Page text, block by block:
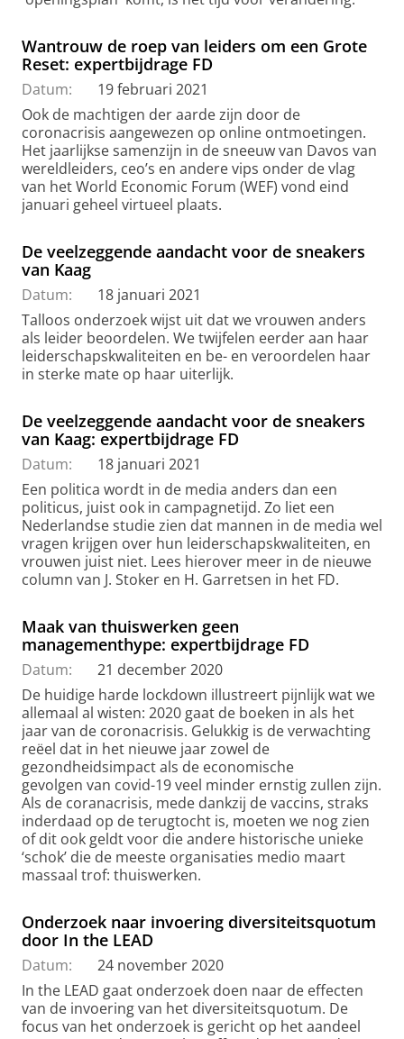
Wantrouw de roep van leiders om een Grote
Reset: expertbijdrage FD
Datum:
19 februari 2021
Ook de machtigen der aarde zijn door de
coronacrisis aangewezen op online ontmoetingen.
Het jaarlijkse samenzijn in de sneeuw van Davos van
wereldleiders, ceo’s en andere vips onder de vlag
van het World Economic Forum (WEF) vond eind
januari geheel virtueel plaats.
De veelzeggende aandacht voor de sneakers
van Kaag
Datum:
18 januari 2021
Talloos onderzoek wijst uit dat we vrouwen anders
als leider beoordelen. We twijfelen eerder aan haar
leiderschapskwaliteiten en be- en veroordelen haar
in sterke mate op haar uiterlijk.
De veelzeggende aandacht voor de sneakers
van Kaag: expertbijdrage FD
Datum:
18 januari 2021
Een politica wordt in de media anders dan een
politicus, juist ook in campagnetijd. Zo liet een
Nederlandse studie zien dat mannen in de media wel
vragen krijgen over hun leiderschapskwaliteiten, en
vrouwen juist niet. Lees hierover meer in de nieuwe
column van J. Stoker en H. Garretsen in het FD.
Maak van thuiswerken geen
managementhype: expertbijdrage FD
Datum:
21 december 2020
De huidige harde lockdown illustreert pijnlijk wat we
allemaal al wisten: 2020 gaat de boeken in als het
jaar van de coronacrisis. Gelukkig is de verwachting
reëel dat in het nieuwe jaar zowel de
gezondheidsimpact als de economische
gevolgen van covid-19 veel minder ernstig zullen zijn.
Als de coranacrisis, mede dankzij de vaccins, straks
inderdaad op de terugtocht is, moeten we nog zien
of dit ook geldt voor die andere historische unieke
‘schok’ die de meeste organisaties medio maart
massaal trof: thuiswerken.
Onderzoek naar invoering diversiteitsquotum
door In the LEAD
Datum:
24 november 2020
In the LEAD gaat onderzoek doen naar de effecten
van de invoering van het diversiteitsquotum. De
focus van het onderzoek is gericht op het aandeel